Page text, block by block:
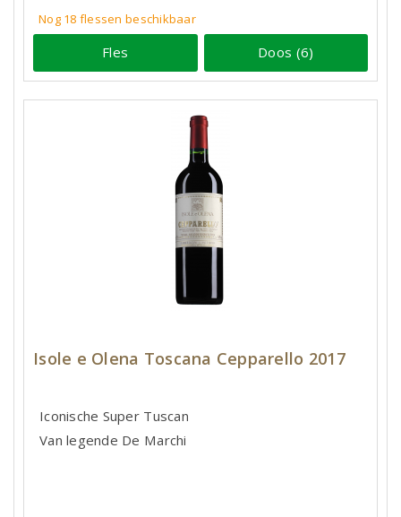
Nog 18 flessenbeschikbaar
Fles Doos (6)
Isole e Olena Toscana Cepparello 2017
Iconische Super Tuscan
Van legende De Marchi